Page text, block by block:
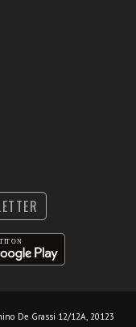
De Grassi 12/12A, 20123